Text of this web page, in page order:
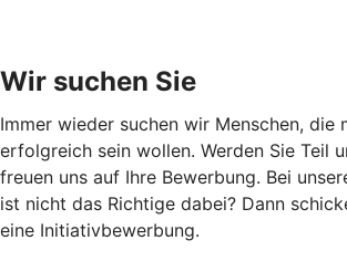
Wir suchen Sie
Immer wieder suchen wir Menschen, die
erfolgreich sein wollen. Werden Sie Teil
freuen uns auf Ihre Bewerbung. Bei
ist nicht das Richtige dabei? Dann
eine Initiativbewerbung.